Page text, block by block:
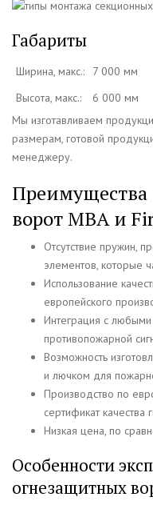
Габариты
Ширина, макс.:
7 000 мм
Высота, макс.:
6 000 мм
Мы изготавливаем
размерам, готовой
менеджеру.
ворот МВА и
Отсутствие пружин,
элементов, которые
Использование
европейского
Интеграция с
противопожарной
Возможность
и лючком для
Производство по
сертификат качества
Низкая цена, по
Особенности
огнезащитных